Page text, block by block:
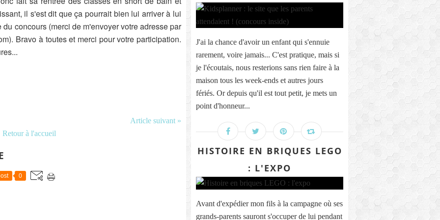
il s'est dit que ça pourrait bien lui arriver à lui
concours (merci de m'envoyer votre adresse par
Bravo à toutes et merci pour votre participation.
Article suivant »
Retour à l'accueil
0
J'ai la chance d'avoir un enfant qui s'ennuie
rarement, voire jamais... C'est pratique, mais si
je l'écoutais, nous resterions sans rien faire à la
maison tous les week-ends et autres jours
fériés. Or depuis qu'il est tout petit, je mets un
point d'honneur...
HISTOIRE EN BRIQUES LEGO
: L'EXPO
Avant d'expédier mon fils à la campagne où ses
grands-parents sauront s'occuper de lui pendant